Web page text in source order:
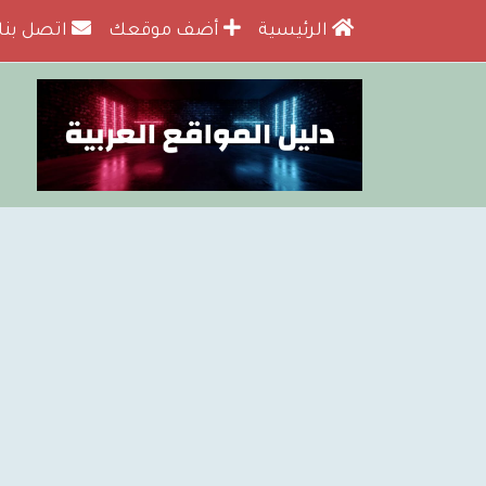
الرئيسية أضف موقعك اتصل بنا